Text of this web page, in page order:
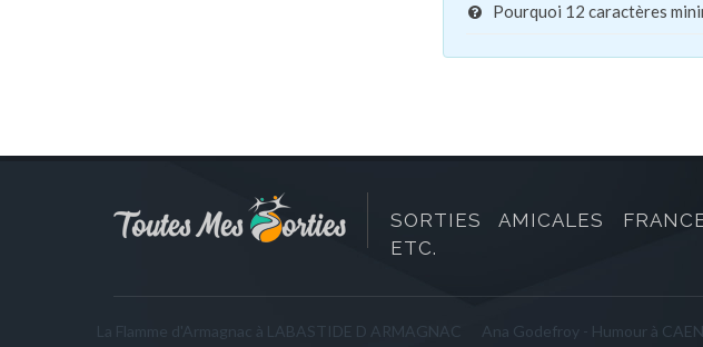
Pourquoi 12 caractères
SORTIES AMICALES
ETC.
La Flamme d'Armagnac à LABASTIDE D ARMAGNAC Ana Godefroy - Humour à CAEN